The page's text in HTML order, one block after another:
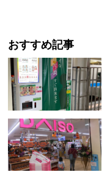
おすすめ記事